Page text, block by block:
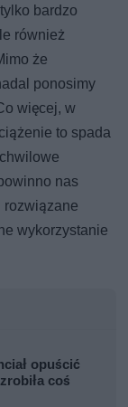
bardzo
również
że
ponosimy
więcej, w
to spada
nas
rozwiązane
wykorzystanie
opuścić
coś